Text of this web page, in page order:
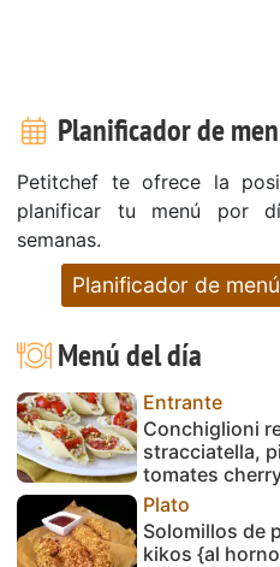
Planificador de
Petitchef te ofrece la
planificar tu menú por
semanas.
Planificador de
Menú del día
Entrante
Conchiglioni
stracciatella,
tomates
Plato
Solomillos de
kikos {al